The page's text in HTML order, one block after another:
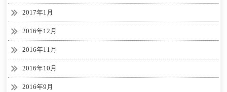
2017年1月
2016年12月
2016年11月
2016年10月
2016年9月